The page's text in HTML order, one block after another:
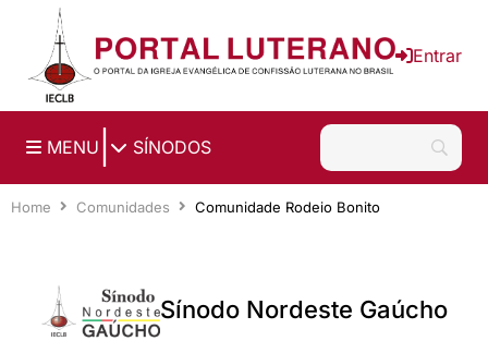
Ir para o conteúdo principal
Entrar
MENU SÍNODOS
Home Comunidades Comunidade Rodeio Bonito
Sínodo Nordeste Gaúcho